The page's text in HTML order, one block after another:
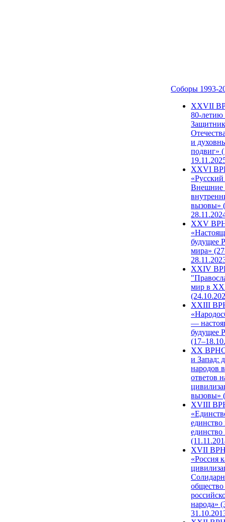
Соборы 1993-
ХХVII
80-
и
подвиг»
XXVI
Внешние
вызовы»
XXV
будущее
мира»
XXIV
мир в
XXIII
—
будущее
XX ВРНС
и Запад:
народов
ответов
вызовы»
XVIII
единство
единство
XVII
«Россия
народа»